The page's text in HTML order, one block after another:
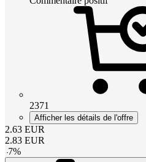
2371
Afficher les détails de l'offre
2.63 EUR
2.83 EUR
-7%